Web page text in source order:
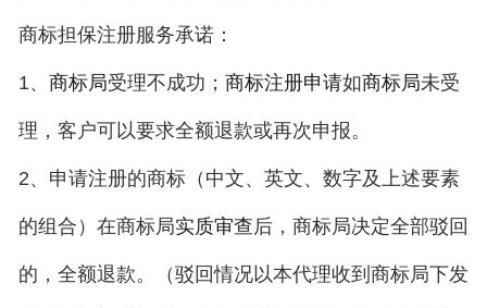
商标担保注册服务承诺：
1、 商标局受理不成功； 商标注册申请如商标局未受
理，客户可以要求全额退款或再次申报。
2、申请注册的商标（中文、英文、数字及上述要素
的组合）在商标局实质审查后，商标局决定全部驳回
的，全额退款。（驳回情况以本代理收到商标局下发